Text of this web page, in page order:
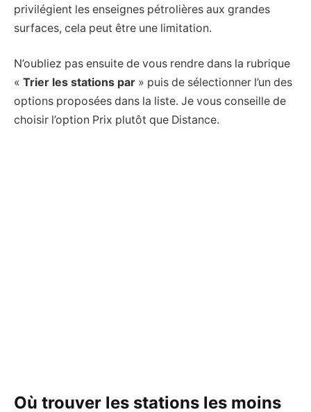
privilégient les enseignes pétrolières aux grandes
surfaces, cela peut être une limitation.
N’oubliez pas ensuite de vous rendre dans la rubrique
« Trier les stations par » puis de sélectionner l’un des
options proposées dans la liste. Je vous conseille de
choisir l’option Prix plutôt que Distance.
Où trouver les stations les moins